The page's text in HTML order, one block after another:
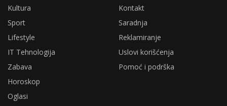
Kultura
Kontakt
Sport
Saradnja
Lifestyle
Reklamiranje
IT Tehnologija
Uslovi korišćenja
Zabava
Pomoć i podrška
Horoskop
Oglasi